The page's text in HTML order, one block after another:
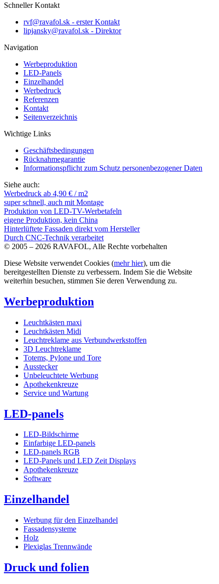
Schneller Kontakt
rvf@ravafol.sk - erster Kontakt
lipjansky@ravafol.sk - Direktor
Navigation
Werbeproduktion
LED-Panels
Einzelhandel
Werbedruck
Referenzen
Kontakt
Seitenverzeichnis
Wichtige Links
Geschäftsbedingungen
Rücknahmegarantie
Informationspflicht zum Schutz personenbezogener Daten
Siehe auch:
Werbedruck ab 4,90 € / m2
super schnell, auch mit Montage
Produktion von LED-TV-Werbetafeln
eigene Produktion, kein China
Hinterlüftete Fassaden direkt vom Hersteller
Durch CNC-Technik verarbeitet
© 2005 – 2026 RAVAFOL, Alle Rechte vorbehalten
Diese Website verwendet Cookies (mehr hier), um die
bereitgestellten Dienste zu verbessern. Indem Sie die Website
weiterhin besuchen, stimmen Sie deren Verwendung zu.
Werbeproduktion
Leuchtkästen maxi
Leuchtkästen Midi
Leuchtreklame aus Verbundwerkstoffen
3D Leuchtreklame
Totems, Pylone und Tore
Ausstecker
Unbeleuchtete Werbung
Apothekenkreuze
Service und Wartung
LED-panels
LED-Bildschirme
Einfarbige LED-panels
LED-panels RGB
LED-Panels und LED Zeit Displays
Apothekenkreuze
Software
Einzelhandel
Werbung für den Einzelhandel
Fassadensysteme
Holz
Plexiglas Trennwände
Druck und folien